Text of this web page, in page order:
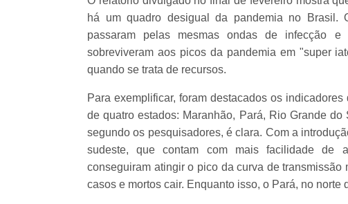
há um quadro desigual da pandemia no Brasil.
passaram pelas mesmas ondas de infecção
sobreviveram aos picos da pandemia em "super
quando se trata de recursos.
Para exemplificar, foram destacados os
de quatro estados: Maranhão, Pará, Rio Grande
segundo os pesquisadores, é clara. Com a
sudeste, que contam com mais facilidade de
conseguiram atingir o pico da curva de
casos e mortos cair. Enquanto isso, o Pará, no norte